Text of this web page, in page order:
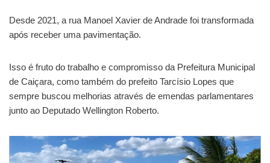
Desde 2021, a rua Manoel Xavier de Andrade foi transformada
após receber uma pavimentação.
Isso é fruto do trabalho e compromisso da Prefeitura Municipal
de Caiçara, como também do prefeito Tarcísio Lopes que
sempre buscou melhorias através de emendas parlamentares
junto ao Deputado Wellington Roberto.